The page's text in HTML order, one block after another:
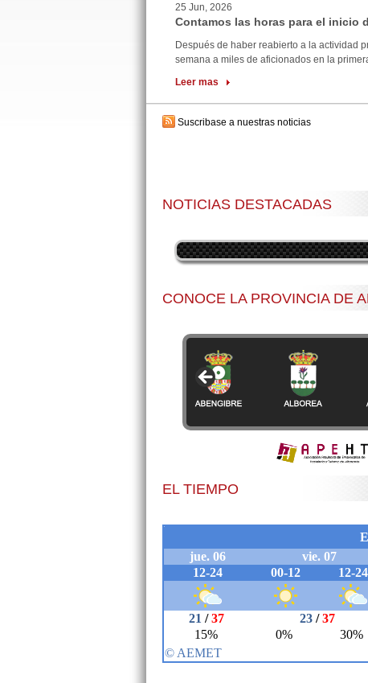
25 Jun, 2026
Contamos las horas para el inicio
Después de haber reabierto a la actividad
semana a miles de aficionados en la
Leer mas
Suscribase a nuestras noticias
NOTICIAS DESTACADAS
CONOCE LA PROVINCIA DE
EL TIEMPO